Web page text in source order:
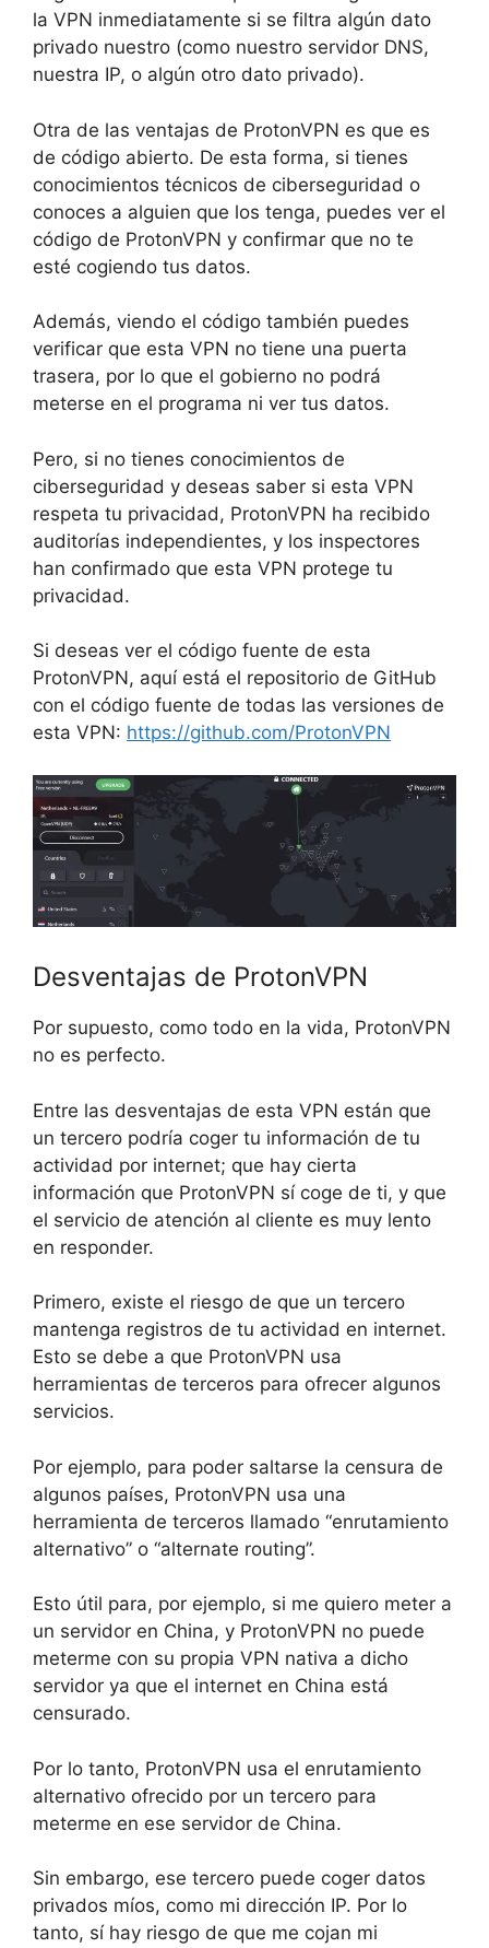
la VPN inmediatamente si se filtra algún dato
privado nuestro (como nuestro servidor DNS,
nuestra IP, o algún otro dato privado).
Otra de las ventajas de ProtonVPN es que es
de código abierto. De esta forma, si tienes
conocimientos técnicos de ciberseguridad o
conoces a alguien que los tenga, puedes ver el
código de ProtonVPN y confirmar que no te
esté cogiendo tus datos.
Además, viendo el código también puedes
verificar que esta VPN no tiene una puerta
trasera, por lo que el gobierno no podrá
meterse en el programa ni ver tus datos.
Pero, si no tienes conocimientos de
ciberseguridad y deseas saber si esta VPN
respeta tu privacidad, ProtonVPN ha recibido
auditorías independientes, y los inspectores
han confirmado que esta VPN protege tu
privacidad.
Si deseas ver el código fuente de esta
ProtonVPN, aquí está el repositorio de GitHub
con el código fuente de todas las versiones de
esta VPN: https://github.com/ProtonVPN
Desventajas de ProtonVPN
Por supuesto, como todo en la vida, ProtonVPN
no es perfecto.
Entre las desventajas de esta VPN están que
un tercero podría coger tu información de tu
actividad por internet; que hay cierta
información que ProtonVPN sí coge de ti, y que
el servicio de atención al cliente es muy lento
en responder.
Primero, existe el riesgo de que un tercero
mantenga registros de tu actividad en internet.
Esto se debe a que ProtonVPN usa
herramientas de terceros para ofrecer algunos
servicios.
Por ejemplo, para poder saltarse la censura de
algunos países, ProtonVPN usa una
herramienta de terceros llamado “enrutamiento
alternativo” o “alternate routing”.
Esto útil para, por ejemplo, si me quiero meter a
un servidor en China, y ProtonVPN no puede
meterme con su propia VPN nativa a dicho
servidor ya que el internet en China está
censurado.
Por lo tanto, ProtonVPN usa el enrutamiento
alternativo ofrecido por un tercero para
meterme en ese servidor de China.
Sin embargo, ese tercero puede coger datos
privados míos, como mi dirección IP. Por lo
tanto, sí hay riesgo de que me cojan mi